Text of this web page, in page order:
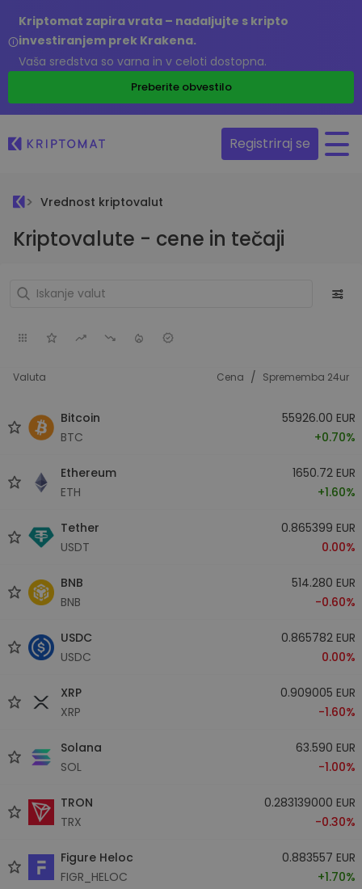
Kriptomat zapira vrata – nadaljujte s kripto
investiranjem prek Krakena.
Vaša sredstva so varna in v celoti dostopna.
Preberite obvestilo
Registriraj se
Vrednost kriptovalut
Kriptovalute - cene in tečaji
Valuta Cena / Sprememba 24ur
Bitcoin
BTC
55926.00 EUR
+0.70%
Ethereum
ETH
1650.72 EUR
+1.60%
Tether
USDT
0.865399 EUR
0.00%
BNB
BNB
514.280 EUR
-0.60%
USDC
USDC
0.865782 EUR
0.00%
XRP
XRP
0.909005 EUR
-1.60%
Solana
SOL
63.590 EUR
-1.00%
TRON
TRX
0.283139000 EUR
-0.30%
Figure Heloc
FIGR_HELOC
0.883557 EUR
+1.70%